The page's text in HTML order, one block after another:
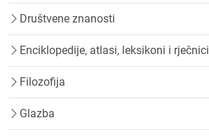
Društvene znanosti
Enciklopedije, atlasi, leksikoni i rječnici
Filozofija
Glazba